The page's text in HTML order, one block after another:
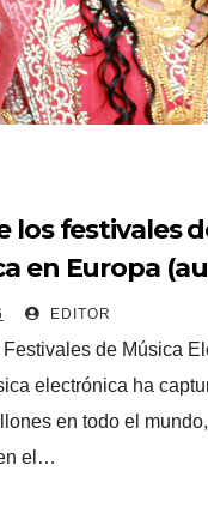
los festivales
en Europa
EDITOR
de Música
electrónica ha
en todo el
el…